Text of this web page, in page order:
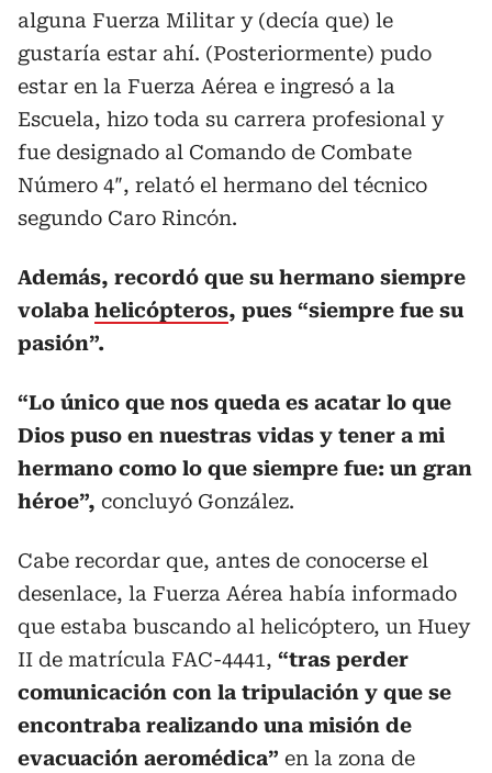
alguna Fuerza Militar y (decía que) le
gustaría estar ahí. (Posteriormente) pudo
estar en la Fuerza Aérea e ingresó a la
Escuela, hizo toda su carrera profesional y
fue designado al Comando de Combate
Número 4″, relató el hermano del técnico
segundo Caro Rincón.
Además, recordó que su hermano siempre
volaba helicópteros, pues “siempre fue su
pasión”.
“Lo único que nos queda es acatar lo que
Dios puso en nuestras vidas y tener a mi
hermano como lo que siempre fue: un gran
héroe”, concluyó González.
Cabe recordar que, antes de conocerse el
desenlace, la Fuerza Aérea había informado
que estaba buscando al helicóptero, un Huey
II de matrícula FAC-4441, “tras perder
comunicación con la tripulación y que se
encontraba realizando una misión de
evacuación aeromédica” en la zona de